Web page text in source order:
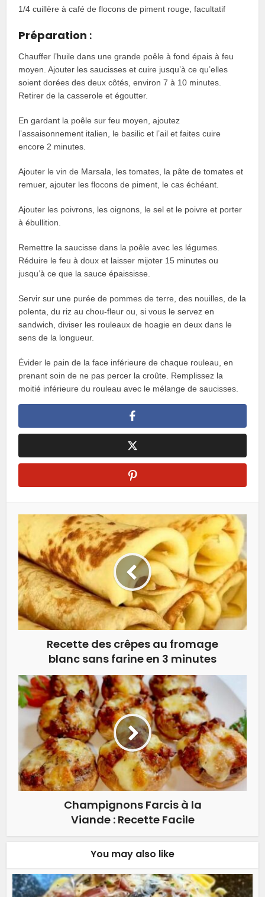
1/4 cuillère à café de flocons de piment rouge, facultatif
Préparation :
Chauffer l’huile dans une grande poêle à fond épais à feu
moyen. Ajouter les saucisses et cuire jusqu’à ce qu’elles
soient dorées des deux côtés, environ 7 à 10 minutes.
Retirer de la casserole et égoutter.
En gardant la poêle sur feu moyen, ajoutez
l’assaisonnement italien, le basilic et l’ail et faites cuire
encore 2 minutes.
Ajouter le vin de Marsala, les tomates, la pâte de tomates et
remuer, ajouter les flocons de piment, le cas échéant.
Ajouter les poivrons, les oignons, le sel et le poivre et porter
à ébullition.
Remettre la saucisse dans la poêle avec les légumes.
Réduire le feu à doux et laisser mijoter 15 minutes ou
jusqu’à ce que la sauce épaississe.
Servir sur une purée de pommes de terre, des nouilles, de la
polenta, du riz au chou-fleur ou, si vous le servez en
sandwich, diviser les rouleaux de hoagie en deux dans le
sens de la longueur.
Évider le pain de la face inférieure de chaque rouleau, en
prenant soin de ne pas percer la croûte. Remplissez la
moitié inférieure du rouleau avec le mélange de saucisses.
Recette des crêpes au fromage
blanc sans farine en 3 minutes
Champignons Farcis à la
Viande : Recette Facile
You may also like